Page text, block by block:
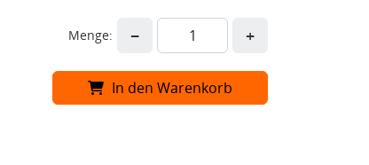
Menge: − +
In den Warenkorb